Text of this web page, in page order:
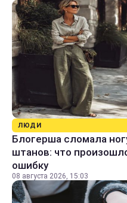
ЛЮДИ
Блогерша сломала
штанов: что
ошибку
08 августа 2026, 15:03